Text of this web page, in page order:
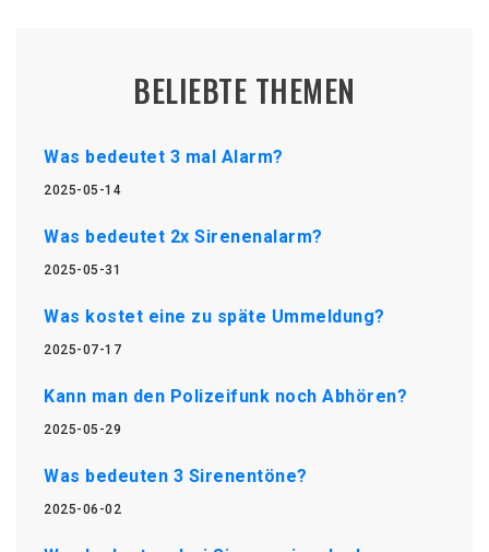
BELIEBTE THEMEN
Was bedeutet 3 mal Alarm?
2025-05-14
Was bedeutet 2x Sirenenalarm?
2025-05-31
Was kostet eine zu späte Ummeldung?
2025-07-17
Kann man den Polizeifunk noch Abhören?
2025-05-29
Was bedeuten 3 Sirenentöne?
2025-06-02